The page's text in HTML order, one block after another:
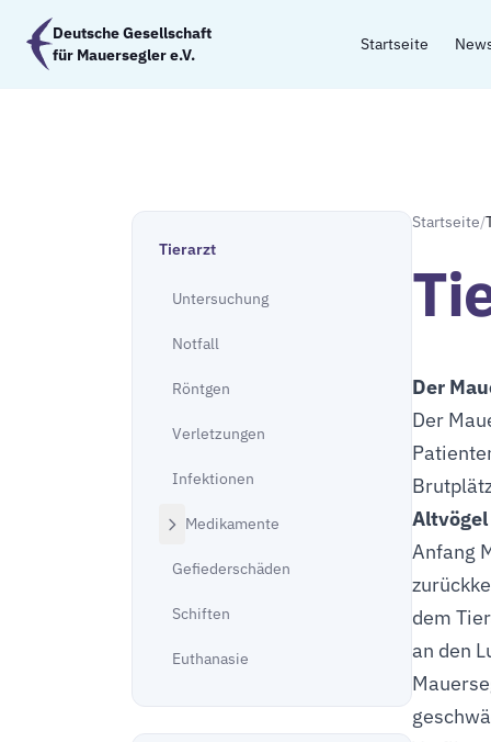
Zum Hauptinhalt springen
Deutsche Gesellschaft
für Mauersegler e.V.
Startseite
Tierarzt
Untersuchung
Notfall
Röntgen
Verletzungen
Infektionen
Medikamente
Gefiederschäden
Schiften
Euthanasie
Startseite/
Der
Der
Altvögel
Anfang
dem
an den